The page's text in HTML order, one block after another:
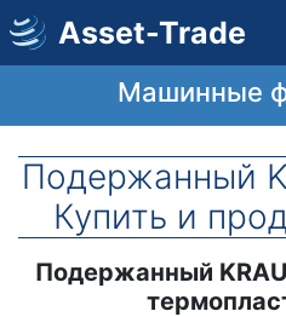
Перейти
содержимому
Asset-Trade
Машинные
Подержанный
Купить и
Срок
Подержанный